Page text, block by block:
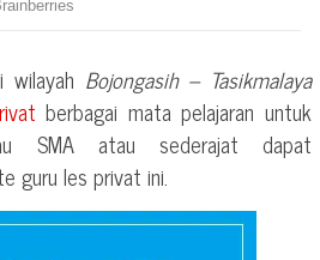
Bojongasih – Tasikmalaya
berbagai mata pelajaran untuk
SMA atau sederajat dapat
guru les privat ini.